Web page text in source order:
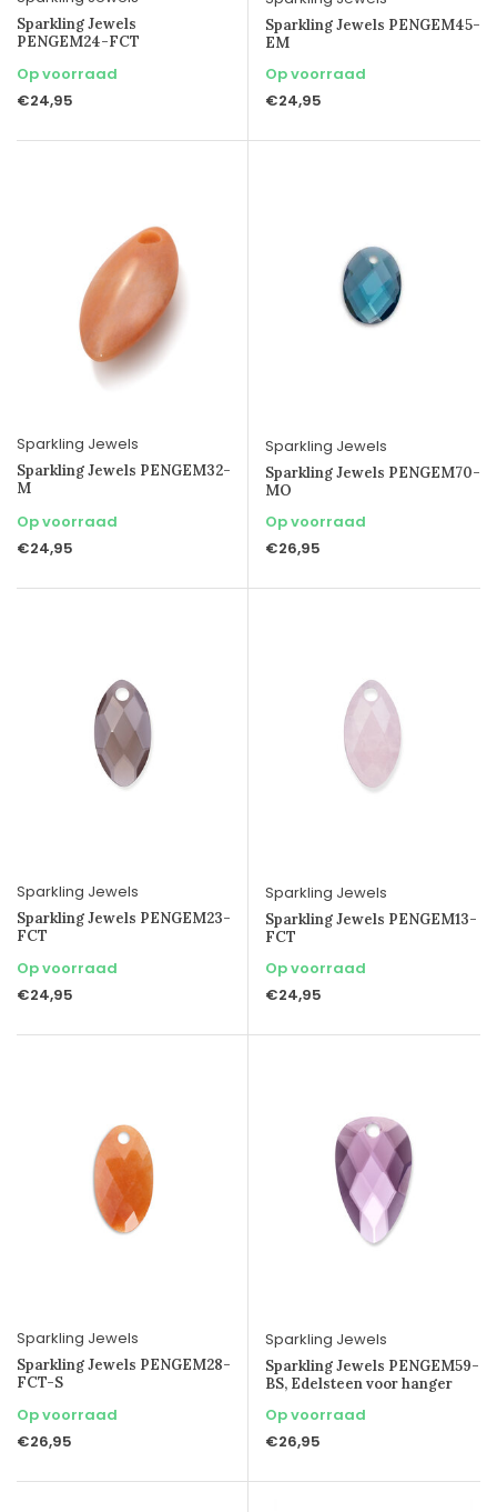
Sparkling Jewels
PENGEM24-FCT
Op voorraad
€24,95
Sparkling Jewels PENGEM45-
EM
Op voorraad
€24,95
Sparkling Jewels
Sparkling Jewels PENGEM32-
M
Op voorraad
€24,95
Sparkling Jewels
Sparkling Jewels PENGEM70-
MO
Op voorraad
€26,95
Sparkling Jewels
Sparkling Jewels PENGEM23-
FCT
Op voorraad
€24,95
Sparkling Jewels
Sparkling Jewels PENGEM13-
FCT
Op voorraad
€24,95
Sparkling Jewels
Sparkling Jewels PENGEM28-
FCT-S
Op voorraad
€26,95
Sparkling Jewels
Sparkling Jewels PENGEM59-
BS, Edelsteen voor hanger
Op voorraad
€26,95